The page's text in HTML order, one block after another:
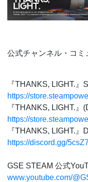
公式チャンネル・コミ
『THANKS, LIGHT.』
https://
『THANKS, LIGHT.』
https://
『THANKS, LIGHT.』
https://discord.gg/
GSE STEAM 公式
www.youtube.com/